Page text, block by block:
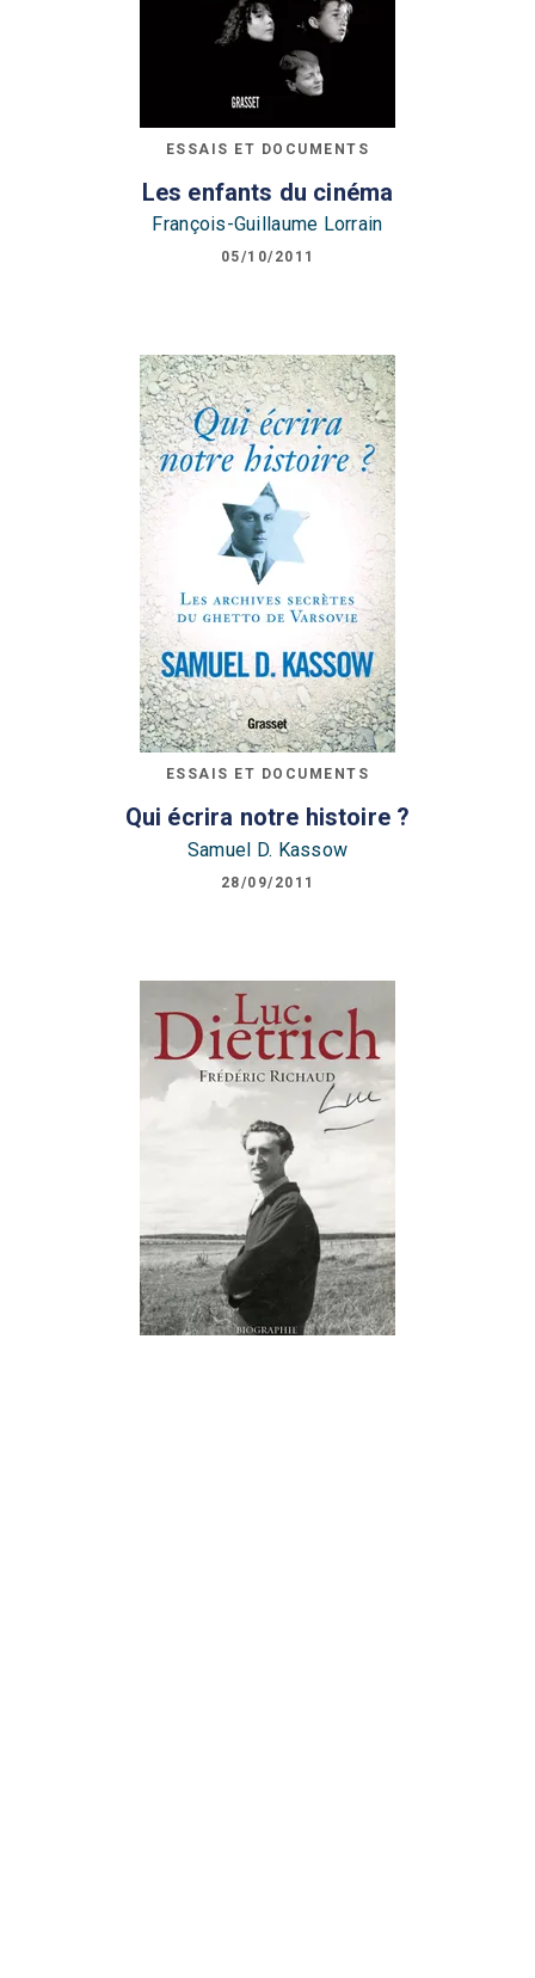
ESSAIS ET DOCUMENTS
Les enfants du cinéma
François-Guillaume Lorrain
05/10/2011
ESSAIS ET DOCUMENTS
Qui écrira notre histoire ?
Samuel D. Kassow
28/09/2011